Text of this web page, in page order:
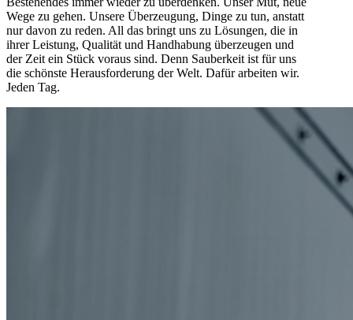
Wege zu gehen. Unsere Überzeugung, Dinge zu tun, anstatt
nur davon zu reden. All das bringt uns zu Lösungen, die in
ihrer Leistung, Qualität und Handhabung überzeugen und
der Zeit ein Stück voraus sind. Denn Sauberkeit ist für uns
die schönste Herausforderung der Welt. Dafür arbeiten wir.
Jeden Tag.